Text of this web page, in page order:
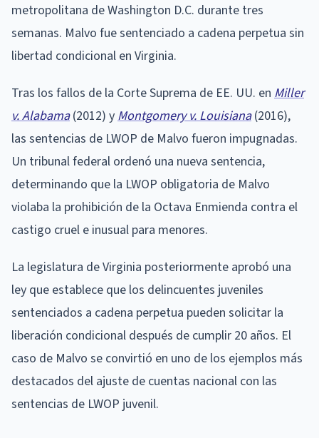
metropolitana de Washington D.C. durante tres
semanas. Malvo fue sentenciado a cadena perpetua sin
libertad condicional en Virginia.
Tras los fallos de la Corte Suprema de EE. UU. en Miller
v. Alabama(2012) y Montgomery v. Louisiana(2016),
las sentencias de LWOP de Malvo fueron impugnadas.
Un tribunal federal ordenó una nueva sentencia,
determinando que la LWOP obligatoria de Malvo
violaba la prohibición de la Octava Enmienda contra el
castigo cruel e inusual para menores.
La legislatura de Virginia posteriormente aprobó una
ley que establece que los delincuentes juveniles
sentenciados a cadena perpetua pueden solicitar la
liberación condicional después de cumplir 20 años. El
caso de Malvo se convirtió en uno de los ejemplos más
destacados del ajuste de cuentas nacional con las
sentencias de LWOP juvenil.